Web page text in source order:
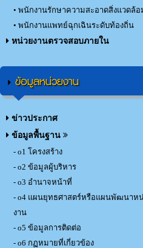
• พนักงานรักษาความสะอาดสิ่งแวดล้อ
• พนักงานแพทย์ฉุกเฉินระดับท้องถิ่น
หน่วยงานตรวจสอบภายใน
ข้อมูลหน่วยงาน
ข่าวประกาศ
ข้อมูลพื้นฐาน
- o1 โครงสร้าง
- o2 ข้อมูลผู้บริหาร
- o3 อำนาจหน้าที่
- o4 แผนยุทธศาสตร์หรือแผนพัฒนาห
งาน
- o5 ข้อมูลการติดต่อ
- o6 กฏหมายที่เกี่ยวข้อง